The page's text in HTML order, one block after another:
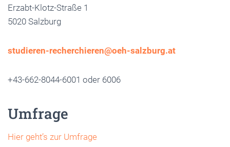
Erzabt-Klotz-Straße 1
5020 Salzburg
studieren-recherchieren@oeh-salzburg.at
+43-662-8044-6001 oder 6006
Umfrage
Hier geht’s zur Umfrage